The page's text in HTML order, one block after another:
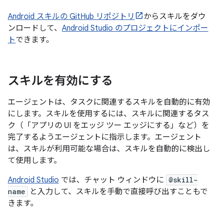
Android スキルの GitHub リポジトリ
からスキルをダウ
ンロードして、 Android Studio のプロジェクトにインポー
トできます。
スキルを有効にする
エージェントは、タスクに関連するスキルを自動的に有効
にします。スキルを使用するには、スキルに関連するタス
ク（「アプリの UI をエッジ ツー エッジにする」など）を
完了するようエージェントに指示します。エージェント
は、スキルが利用可能な場合は、スキルを自動的に検出し
て使用します。
Android Studio では、チャット ウィンドウに @skill-
name
と入力して、スキルを手動で直接呼び出すこともで
きます。